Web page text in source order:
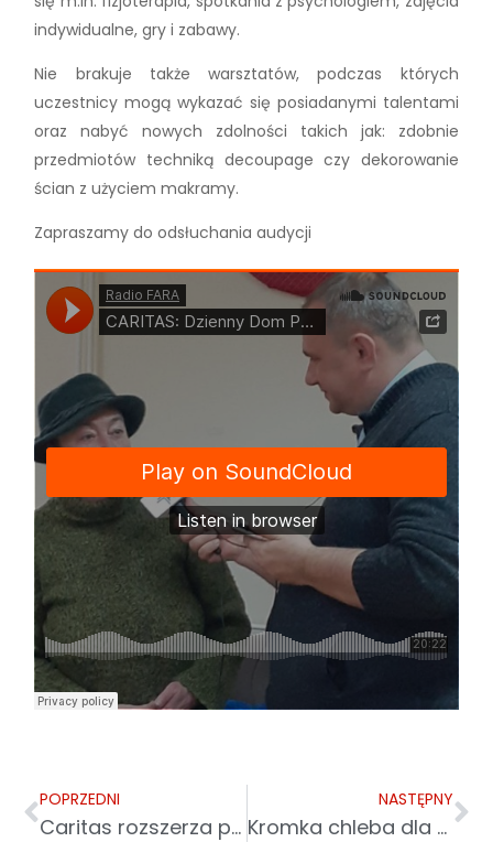
indywidualne, gry i zabawy.
Nie brakuje także warsztatów, podczas których
uczestnicy mogą wykazać się posiadanymi talentami
oraz nabyć nowych zdolności takich jak: zdobnie
przedmiotów techniką decoupage czy dekorowanie
ścian z użyciem makramy.
Zapraszamy do odsłuchania audycji
POPRZEDNI
Caritas rozszerza pomoc na granicy
NASTĘPNY
Kromka chleba dla chorych